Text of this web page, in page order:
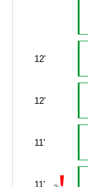
12'
12'
11'
11'